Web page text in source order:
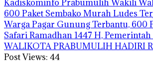
Kadiskominfo Prabumulih Wakili
600 Paket Sembako Murah Ludes
Warga Pagar Gunung Terbantu, 600
Safari Ramadhan 1447 H,
WALIKOTA PRABUMULIH HADIRI
Post Views: 44